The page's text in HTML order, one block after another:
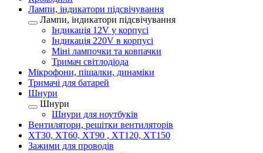
Лампи, індикатори підсвічування
Лампи, індикатори підсвічування
Індикація 12V у корпусі
Індикація 220V в корпусі
Міні лампочки та ковпачки
Тримач світлодіода
Мікрофони, піщалки, динаміки
Тримачі для батарей
Шнури
Шнури
Шнури для ноутбуків
Вентилятори, решітки вентиляторів
XT30, XT60, XT90 , XT120, XT150
Зажими для проводів